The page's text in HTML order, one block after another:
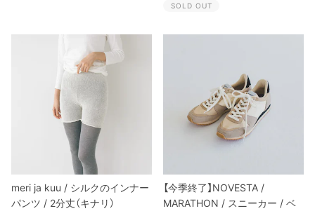
SOLD OUT
meri ja kuu / シルクのインナー
パンツ / 2分丈（キナリ）
【今季終了】NOVESTA /
MARATHON / スニーカー / ベ